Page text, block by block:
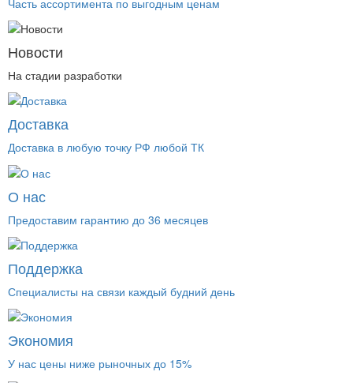
Новости
На стадии разработки
Доставка
Доставка в любую точку РФ любой ТК
О нас
Предоставим гарантию до 36 месяцев
Поддержка
Специалисты на связи каждый будний день
Экономия
У нас цены ниже рыночных до 15%